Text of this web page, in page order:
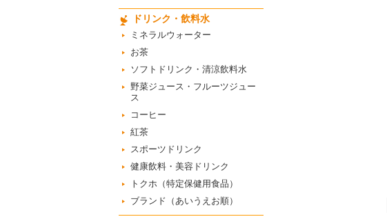
ドリンク・飲料水
ミネラルウォーター
お茶
ソフトドリンク・清涼飲料水
野菜ジュース・フルーツジュー
ス
コーヒー
紅茶
スポーツドリンク
健康飲料・美容ドリンク
トクホ（特定保健用食品）
ブランド（あいうえお順）